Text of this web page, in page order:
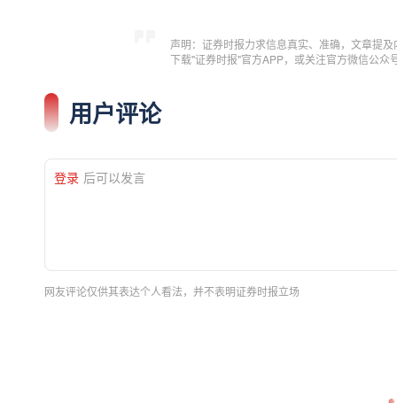
声明：证券时报力求信息真实、准确，文章提
下载"证券时报"官方APP，或关注官方微信公
用户评论
登录 后可以发言
网友评论仅供其表达个人看法，并不表明证券时报立场